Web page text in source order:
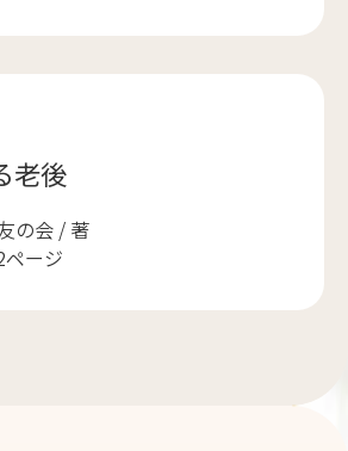
老後
の会 / 著
ージ